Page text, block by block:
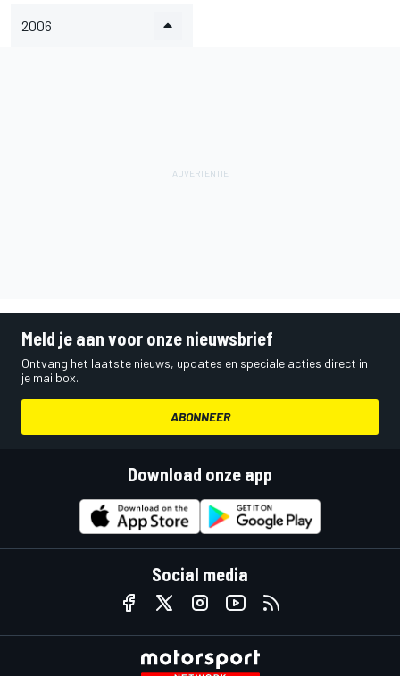
2006
Meld je aan voor onze nieuwsbrief
Ontvang het laatste nieuws, updates en speciale acties direct in
je mailbox.
ABONNEER
Download onze app
Social media